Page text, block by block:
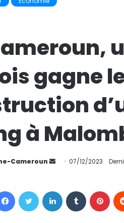
gagne
à
Cameroun
y
07/12/2023